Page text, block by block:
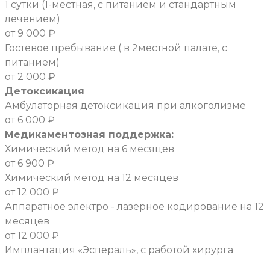
1 сутки (1-местная, с питанием и стандартным
лечением)
от 9 000 ₽
Гостевое пребывание ( в 2местной палате, с
питанием)
от 2 000 ₽
Детоксикация
Амбулаторная детоксикация при алкоголизме
от 6 000 ₽
Медикаментозная поддержка:
Химический метод на 6 месяцев
от 6 900 ₽
Химический метод на 12 месяцев
от 12 000 ₽
Аппаратное электро - лазерное кодирование на 12
месяцев
от 12 000 ₽
Имплантация «Эспераль», с работой хирурга